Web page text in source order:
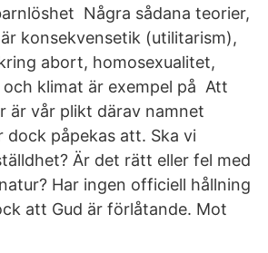
Några sådana teorier,
konsekvensetik (utilitarism),
abort, homosexualitet,
och klimat är exempel på Att
är vår plikt därav namnet
dock påpekas att. Ska vi
Är det rätt eller fel med
Har ingen officiell hållning
att Gud är förlåtande. Mot